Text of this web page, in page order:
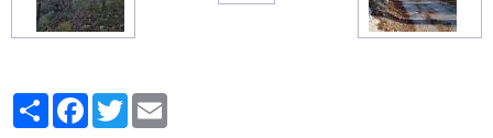
PartagerFacebook
Twitter